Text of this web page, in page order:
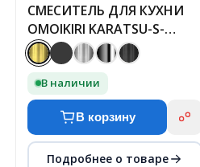
СМЕСИТЕЛЬ ДЛЯ КУХНИ
OMOIKIRI KARATSU-S-
КАРАТЦУ-С - LG
В наличии
В корзину
Подробнее о товаре